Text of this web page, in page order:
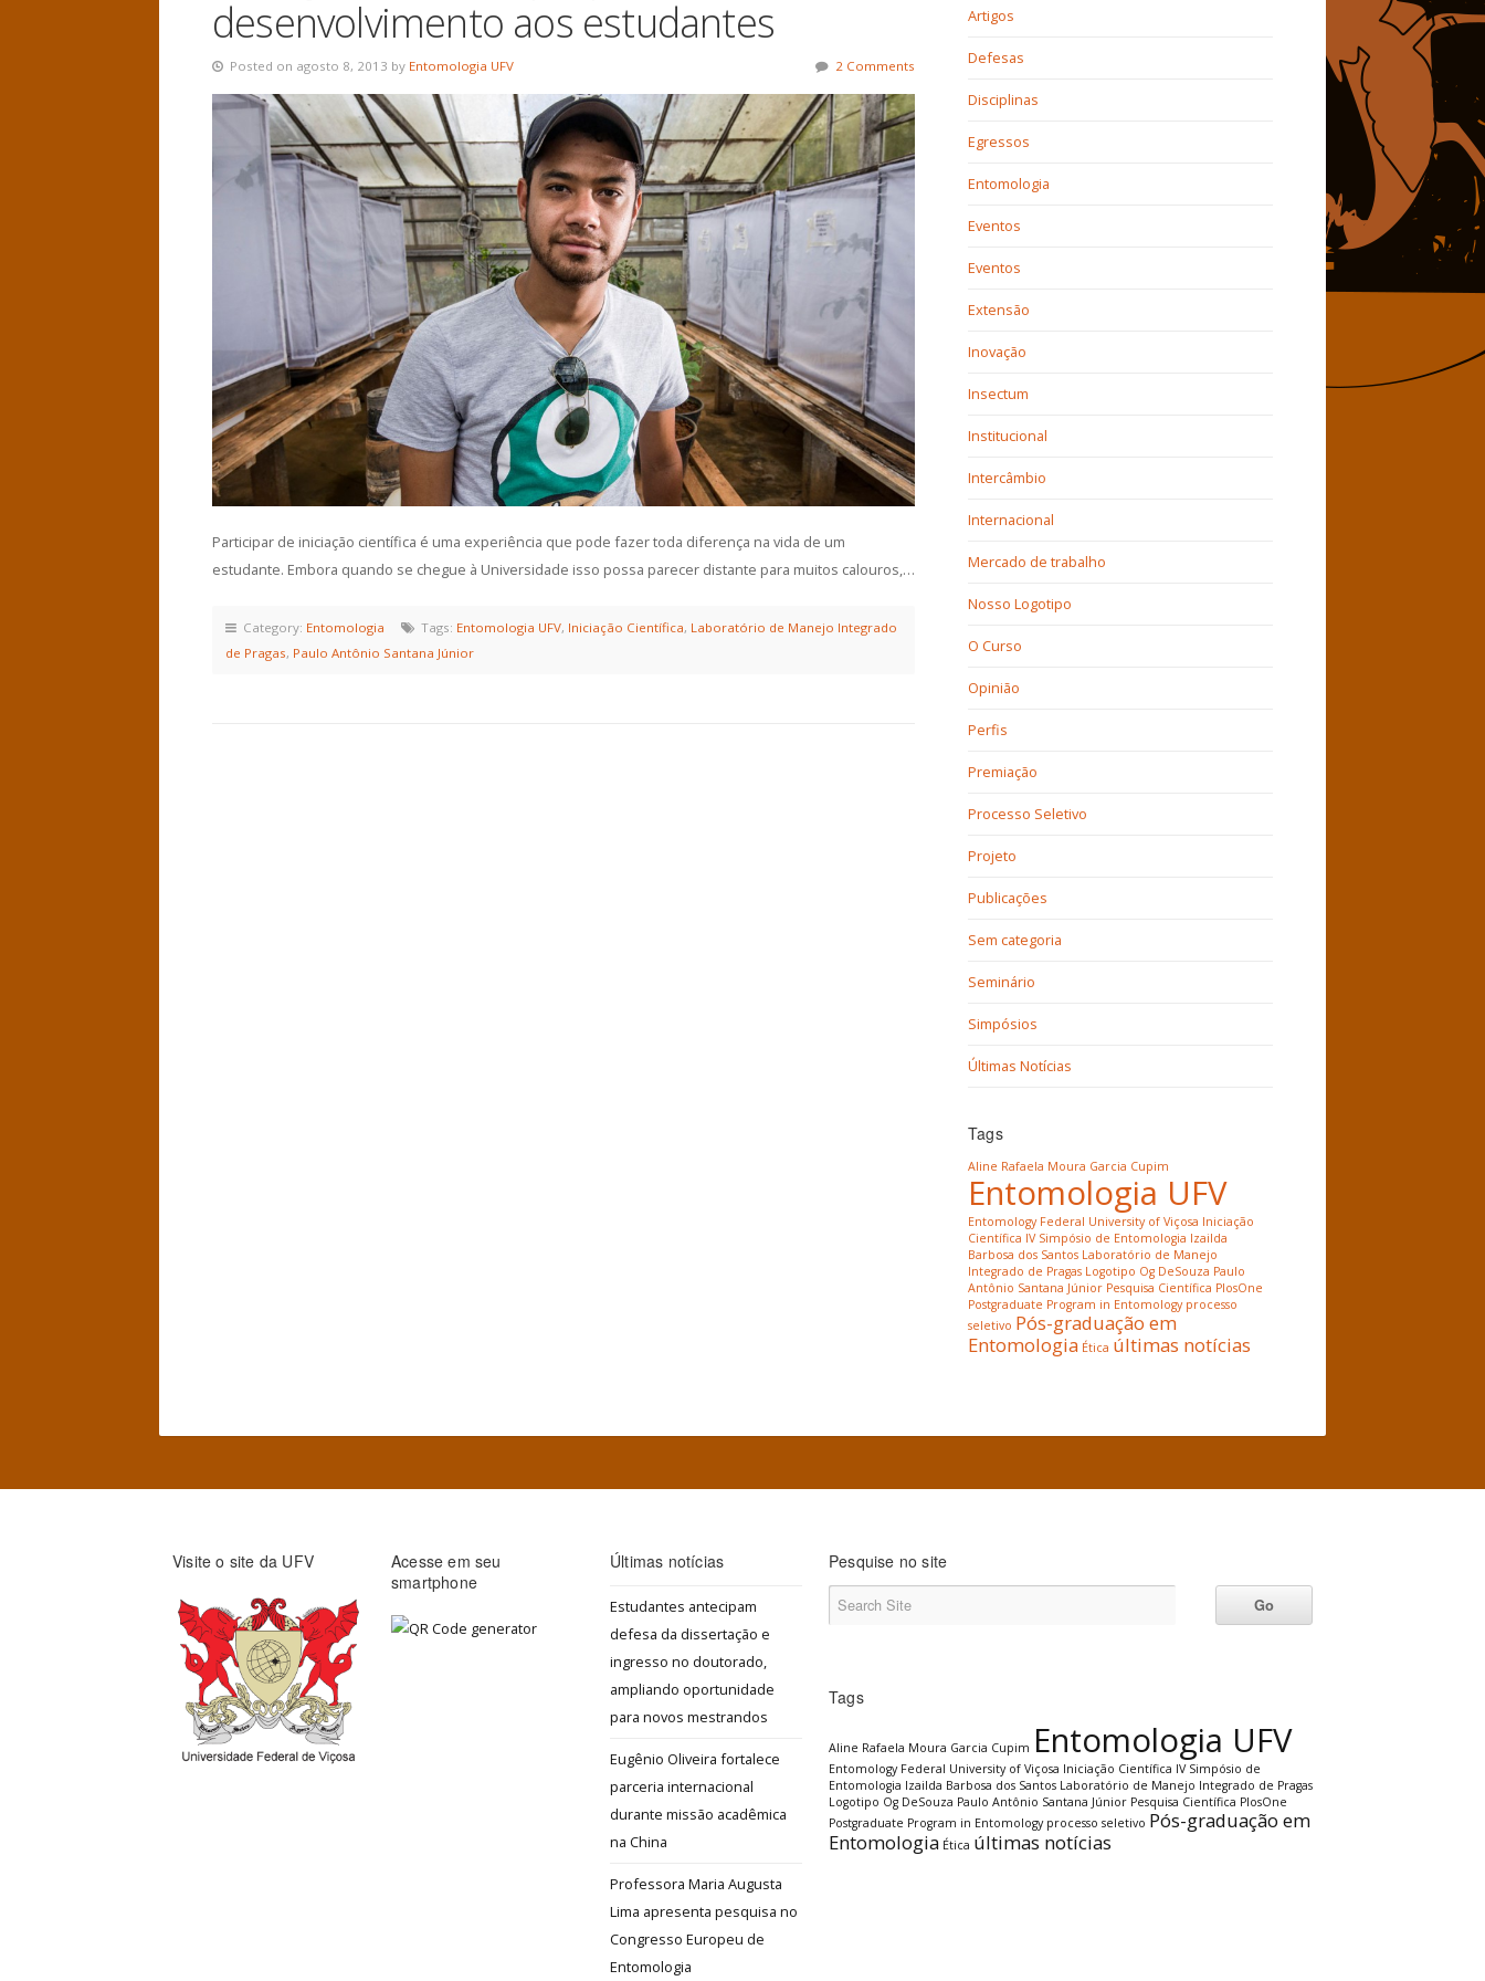
desenvolvimento aos estudantes
Posted on agosto 8, 2013 by Entomologia UFV 2 Comments
Participar de iniciação científica é uma experiência que pode fazer toda diferença na vida de um
estudante. Embora quando se chegue à Universidade isso possa parecer distante para muitos calouros,…
Category: Entomologia Tags: Entomologia UFV, Iniciação Científica, Laboratório de Manejo Integrado
de Pragas, Paulo Antônio Santana Júnior
Artigos
Defesas
Disciplinas
Egressos
Entomologia
Eventos
Eventos
Extensão
Inovação
Insectum
Institucional
Intercâmbio
Internacional
Mercado de trabalho
Nosso Logotipo
O Curso
Opinião
Perfis
Premiação
Processo Seletivo
Projeto
Publicações
Sem categoria
Seminário
Simpósios
Últimas Notícias
Tags
Aline Rafaela Moura Garcia Cupim
Entomologia UFV
Entomology Federal University of Viçosa Iniciação
Científica IV Simpósio de Entomologia Izailda
Barbosa dos Santos Laboratório de Manejo
Integrado de Pragas Logotipo Og DeSouza Paulo
Antônio Santana Júnior Pesquisa Científica PlosOne
Postgraduate Program in Entomology processo
seletivo Pós-graduação em
Entomologia Ética últimas notícias
Visite o site da UFV
Acesse em seu
smartphone
Últimas notícias
Estudantes antecipam
defesa da dissertação e
ingresso no doutorado,
ampliando oportunidade
para novos mestrandos
Eugênio Oliveira fortalece
parceria internacional
durante missão acadêmica
na China
Professora Maria Augusta
Lima apresenta pesquisa no
Congresso Europeu de
Entomologia
Pesquise no site
Tags
Aline Rafaela Moura Garcia Cupim Entomologia UFV
Entomology Federal University of Viçosa Iniciação Científica IV Simpósio de
Entomologia Izailda Barbosa dos Santos Laboratório de Manejo Integrado de Pragas
Logotipo Og DeSouza Paulo Antônio Santana Júnior Pesquisa Científica PlosOne
Postgraduate Program in Entomology processo seletivo Pós-graduação em
Entomologia Ética últimas notícias